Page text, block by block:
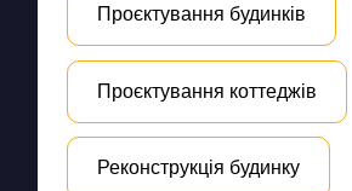
Проєктування будинків
Проєктування коттеджів
Реконструкція будинку